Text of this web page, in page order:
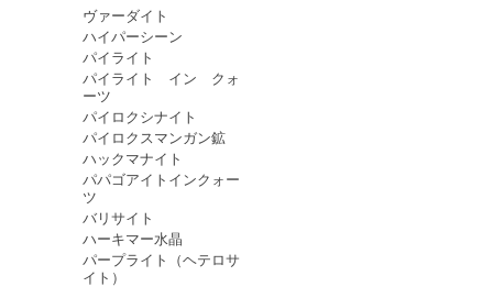
ヴァーダイト
ハイパーシーン
パイライト
パイライト イン クォ
ーツ
パイロクシナイト
パイロクスマンガン鉱
ハックマナイト
パパゴアイトインクォー
ツ
バリサイト
ハーキマー水晶
パープライト（ヘテロサ
イト）